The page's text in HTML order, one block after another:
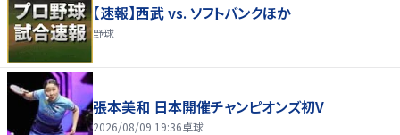
【速報】西武 vs. ソフトバンクほか
野球
張本美和 日本開催チャンピオンズ初V
2026/08/09 19:36卓球